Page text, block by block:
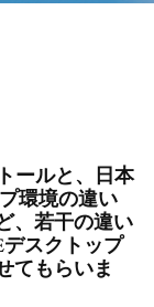
ールと、日本
環境の違い
、若干の違い
スクトップ
てもらいま